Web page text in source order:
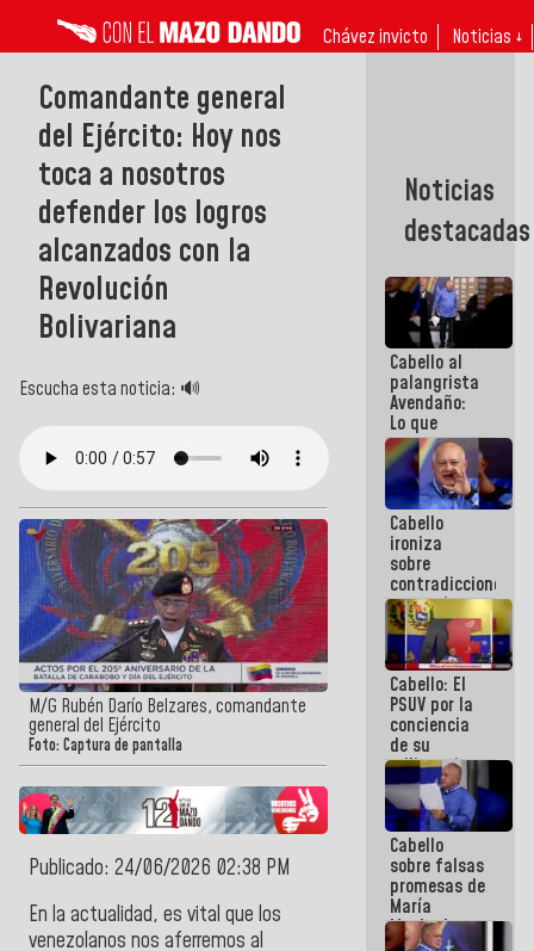
Chávez invicto Noticias ↓
Comandante general
del Ejército: Hoy nos
toca a nosotros
defender los logros
alcanzados con la
Revolución
Bolivariana
Escucha esta noticia: 🔊
M/G Rubén Darío Belzares, comandante
general del Ejército
Foto: Captura de pantalla
Publicado: 24/06/2026 02:38 PM
En la actualidad, es vital que los
venezolanos nos aferremos al
Noticias
destacadas
Cabello al
palangrista
Avendaño:
Lo que
vayas a
escribir
hazlo hoy
por que no
sabemos si
la semana
que viene
hay
programa
Cabello
ironiza
sobre
contradicciones
y mentiras
de María
Machado:
¡Créanle!
Cabello: El
PSUV por la
conciencia
de su
militancia
es la
organización
política más
sólida de
Venezuela
Cabello
sobre falsas
promesas de
María
Machado: